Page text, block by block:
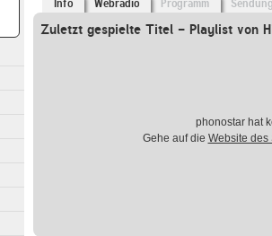
Info Webradio Programm
Zuletzt gespielte Titel - Playlist von
phonostar hat
Gehe auf die Website des